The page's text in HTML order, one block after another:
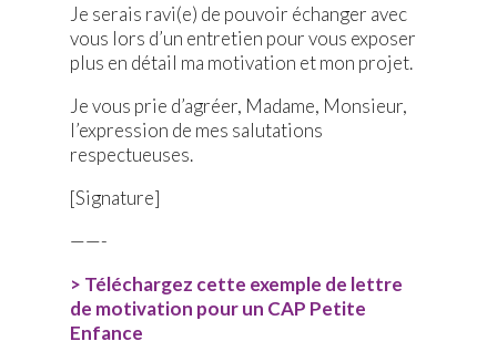
Je serais ravi(e) de pouvoir échanger avec
vous lors d’un entretien pour vous exposer
plus en détail ma motivation et mon projet.
Je vous prie d’agréer, Madame, Monsieur,
l’expression de mes salutations
respectueuses.
[Signature]
——-
> Téléchargez cette exemple de lettre
de motivation pour un CAP Petite
Enfance